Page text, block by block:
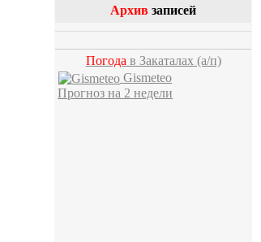
Архив записей
Погода в Закаталах (а/п)
Gismeteo
Прогноз на 2 недели